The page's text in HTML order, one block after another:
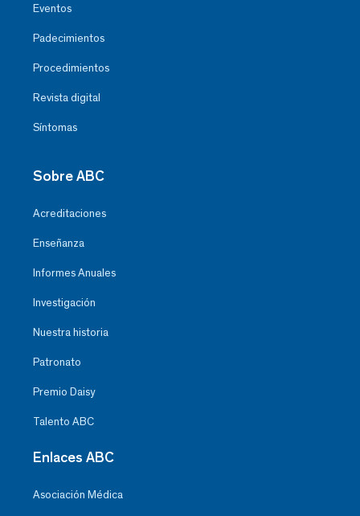
Eventos
Padecimientos
Procedimientos
Revista digital
Síntomas
Sobre ABC
Acreditaciones
Enseñanza
Informes Anuales
Investigación
Nuestra historia
Patronato
Premio Daisy
Talento ABC
Enlaces ABC
Asociación Médica